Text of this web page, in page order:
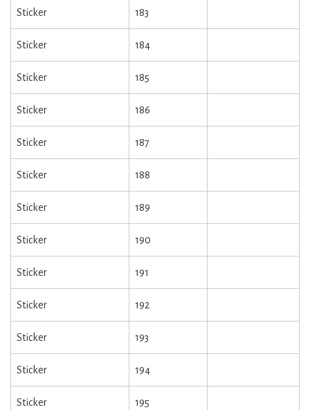
Sticker 183
Sticker 184
Sticker 185
Sticker 186
Sticker 187
Sticker 188
Sticker 189
Sticker 190
Sticker 191
Sticker 192
Sticker 193
Sticker 194
Sticker 195